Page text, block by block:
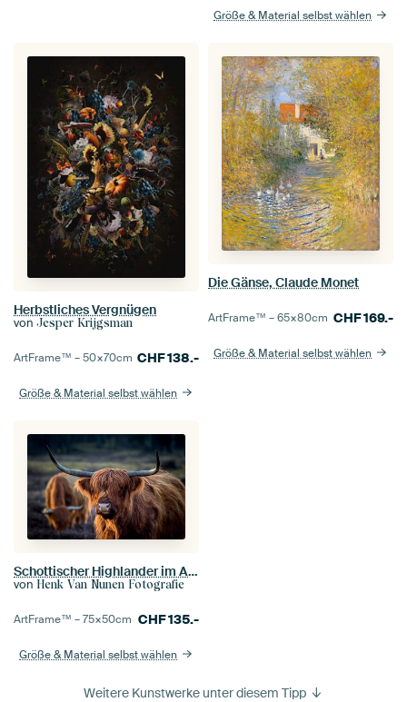
Größe & Material selbst wählen
Herbstliches Vergnügen
von Jesper Krijgsman
ArtFrame™ –50×70cm CHF138.-
Größe & Material selbst wählen
Die Gänse, Claude Monet
ArtFrame™ –65×80cm CHF169.-
Größe & Material selbst wählen
Schottischer Highlander im Abendlicht. Goldene Stunde. Schottisches Hochlandrind
von Henk Van Nunen Fotografie
ArtFrame™ –75×50cm CHF135.-
Größe & Material selbst wählen
Weitere Kunstwerke unter diesem Tipp